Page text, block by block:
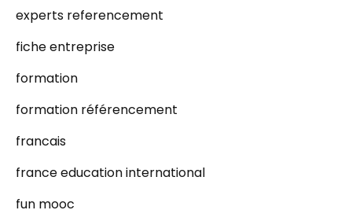
experts referencement
fiche entreprise
formation
formation référencement
francais
france education international
fun mooc